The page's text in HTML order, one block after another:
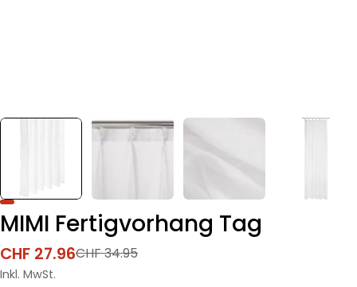
MIMI Fertigvorhang Tag
Verkaufspreis
CHF 27.96
Regulärer
Preis
CHF 34.95
Inkl. MwSt.